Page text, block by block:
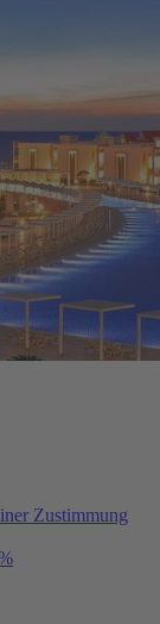
Zustimmung